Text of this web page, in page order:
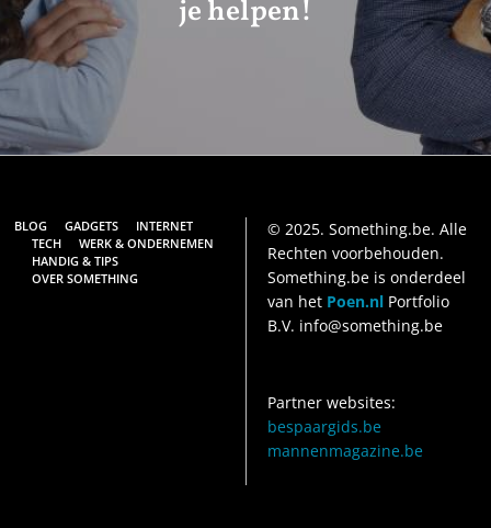
je helpen!
BLOG GADGETS
INTERNET
TECH
WERK & ONDERNEMEN
HANDIG & TIPS
OVER SOMETHING
© 2025. Something.be. Alle
Rechten voorbehouden.
Something.be is onderdeel
van het Poen.nlPortfolio
B.V. info@something.be
Partner websites:
bespaargids.be
mannenmagazine.be